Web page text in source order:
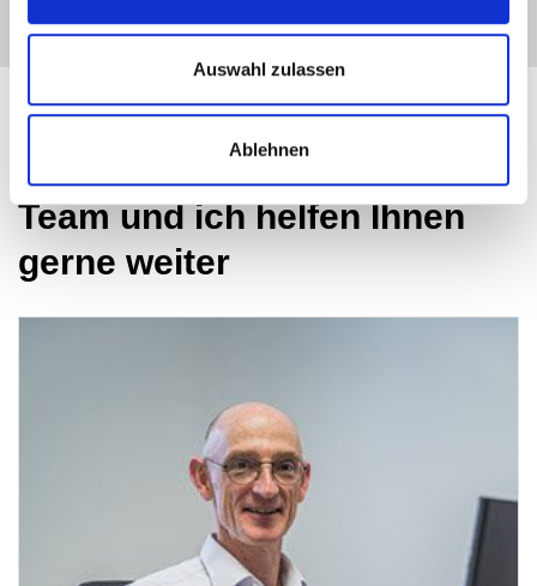
Auswahl zulassen
Ablehnen
bildet sich regelmäßig weiter.
Immobilienbüro für
Team und ich helfen Ihnen
gerne weiter